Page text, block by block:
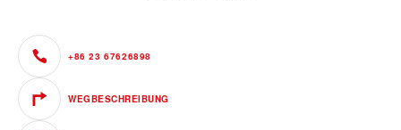
+86 23 67626898
WEGBESCHREIBUNG